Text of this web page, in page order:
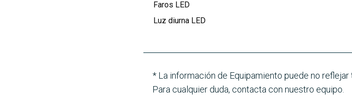
Faros LED
Luz diurna LED
* La información de Equipamiento puede no
Para cualquier duda, contacta con nuestro equipo.